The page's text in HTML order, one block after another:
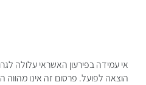
אי עמידה בפירעון האשראי עלולה
הוצאה לפועל. פרסום זה אינו